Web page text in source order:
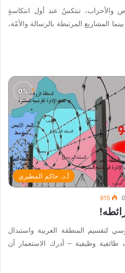
والأحزاب، تنتكسُ عند أول انتكاسةٍ
المشاريع المرتبطة بالرسالة والأمّة،
أ.د. حاكم المطيري
0
915
لتقسيم المنطقة العربية واستبدال
طائفية وظيفية – أدرك الاستعمار أن